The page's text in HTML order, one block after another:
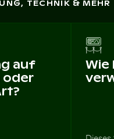
TECHNIK & MEHR
auf
oder
Wie